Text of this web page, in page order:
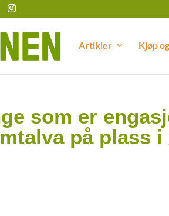
Artikler Kjøp
som er
på plass i